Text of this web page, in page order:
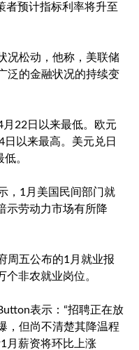
者预计指标利率将升至
况松动，他称，美联储
泛的金融状况的持续变
22日以来最低。 欧元
以来最高。 美元兑日
。
，1月美国民间部门就
示劳动力市场有所降
周五公布的1月就业报
非农就业岗位。
表示：“招聘正在放
，但尚不清楚其降温程
月薪资将环比上涨